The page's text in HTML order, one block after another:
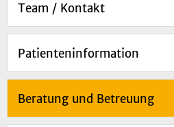
Team / Kontakt
Patienteninformation
Beratung und Betreuung